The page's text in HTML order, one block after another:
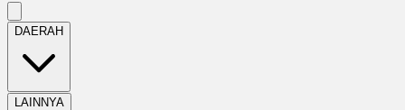
DAERAH
LAINNYA